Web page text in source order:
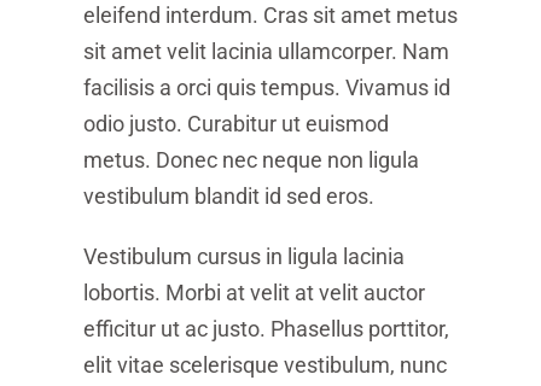
eleifend interdum. Cras sit amet metus
sit amet velit lacinia ullamcorper. Nam
facilisis a orci quis tempus. Vivamus id
odio justo. Curabitur ut euismod
metus. Donec nec neque non ligula
vestibulum blandit id sed eros.
Vestibulum cursus in ligula lacinia
lobortis. Morbi at velit at velit auctor
efficitur ut ac justo. Phasellus porttitor,
elit vitae scelerisque vestibulum, nunc